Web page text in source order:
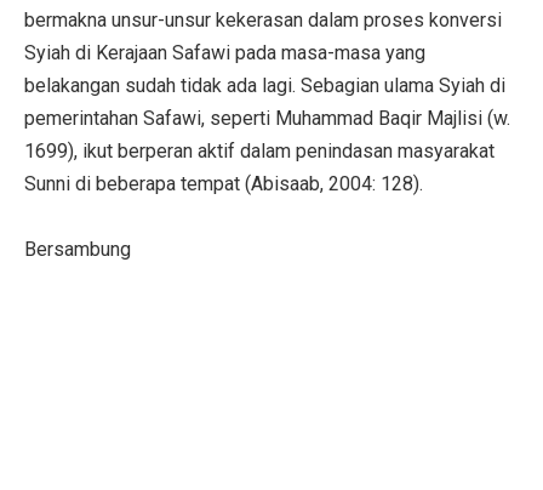
bermakna unsur-unsur kekerasan dalam proses konversi
Syiah di Kerajaan Safawi pada masa-masa yang
belakangan sudah tidak ada lagi. Sebagian ulama Syiah di
pemerintahan Safawi, seperti Muhammad Baqir Majlisi (w.
1699), ikut berperan aktif dalam penindasan masyarakat
Sunni di beberapa tempat (Abisaab, 2004: 128).
Bersambung